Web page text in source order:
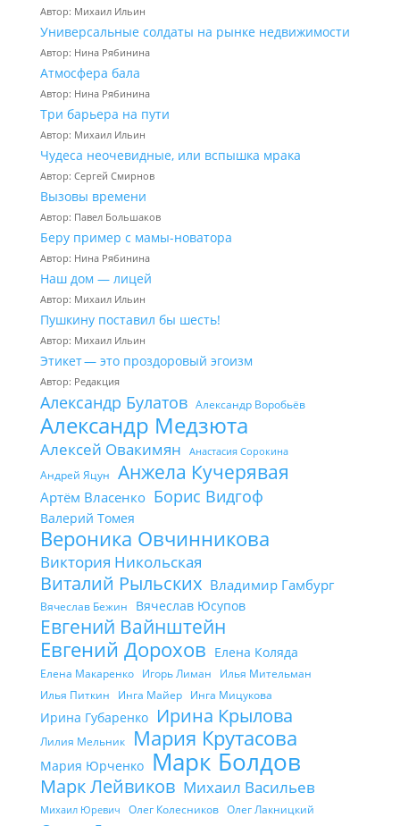
Автор: Михаил Ильин
Универсальные солдаты на рынке недвижимости
Автор: Нина Рябинина
Атмосфера бала
Автор: Нина Рябинина
Три барьера на пути
Автор: Михаил Ильин
Чудеса неочевидные, или вспышка мрака
Автор: Сергей Смирнов
Вызовы времени
Автор: Павел Большаков
Беру пример с мамы-новатора
Автор: Нина Рябинина
Наш дом — лицей
Автор: Михаил Ильин
Пушкину поставил бы шесть!
Автор: Михаил Ильин
Этикет — это проздоровый эгоизм
Автор: Редакция
Александр Булатов Александр Воробьёв
Александр Медзюта
Алексей Овакимян Анастасия Сорокина
Андрей Яцун Анжела Кучерявая
Артём Власенко Борис Видгоф
Валерий Томея
Вероника Овчинникова
Виктория Никольская
Виталий Рыльских Владимир Гамбург
Вячеслав Бежин Вячеслав Юсупов
Евгений Вайнштейн
Евгений Дорохов Елена Коляда
Елена Макаренко Игорь Лиман
Илья Мительман
Илья Питкин
Инга Майер Инга Мицукова
Ирина Губаренко Ирина Крылова
Лилия Мельник Мария Крутасова
Мария Юрченко Марк Болдов
Марк Лейвиков Михаил Васильев
Михаил Юревич Олег Колесников Олег Лакницкий